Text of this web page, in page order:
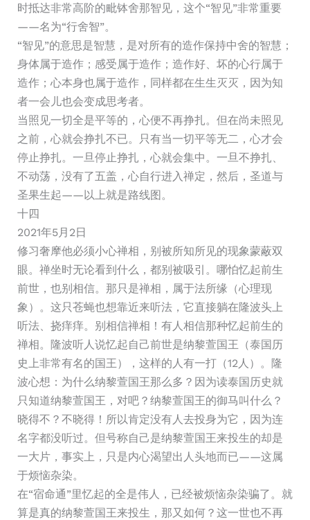
时抵达非常高阶的毗钵舍那智见，这个“智见”非常重要
——名为“行舍智”。
“智见”的意思是智慧，是对所有的造作保持中舍的智慧；
身体属于造作；感受属于造作；造作好、坏的心行属于
造作；心本身也属于造作，同样都在生生灭灭，因为知
者一会儿也会变成思考者。
当照见一切全是平等的，心便不再挣扎。但在尚未照见
之前，心就会挣扎不已。只有当一切平等无二，心才会
停止挣扎。一旦停止挣扎，心就会集中。一旦不挣扎、
不动荡，没有了五盖，心自行进入禅定，然后，圣道与
圣果生起——以上就是路线图。
十四
2021年5月2日
修习奢摩他必须小心禅相，别被所知所见的现象蒙蔽双
眼。禅坐时无论看到什么，都别被吸引。哪怕忆起前生
前世，也别相信。那只是禅相，属于法所缘（心理现
象）。这只苍蝇也想靠近来听法，它直接躺在隆波头上
听法、挠痒痒。别相信禅相！有人相信那种忆起前生的
禅相。隆波听人说忆起自己前世是纳黎萱国王（泰国历
史上非常有名的国王），这样的人有一打（12人）。隆
波心想：为什么纳黎萱国王那么多？因为读泰国历史就
只知道纳黎萱国王，对吧？纳黎萱国王的御马叫什么？
晓得不？不晓得！所以肯定没有人去投身为它，因为连
名字都没听过。但号称自己是纳黎萱国王来投生的却是
一大片，事实上，只是内心渴望出人头地而已——这属
于烦恼杂染。
在“宿命通”里忆起的全是伟人，已经被烦恼杂染骗了。就
算是真的纳黎萱国王来投生，那又如何？这一世也不再